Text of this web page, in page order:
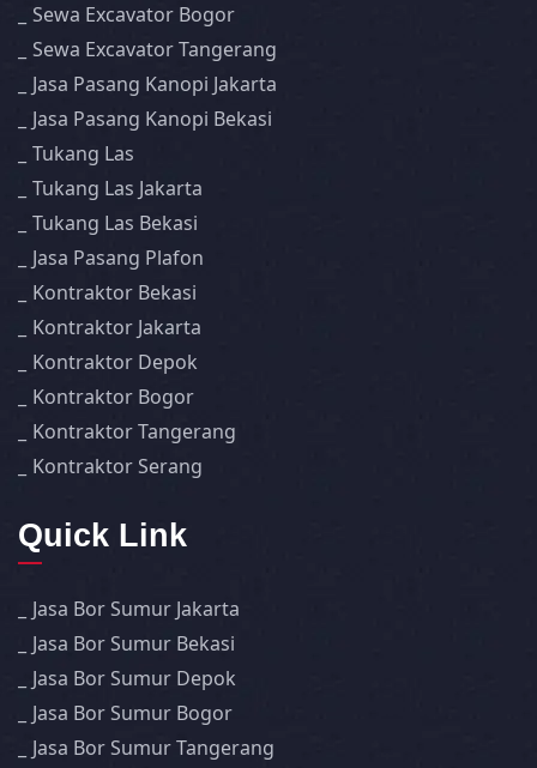
Sewa Excavator Bogor
Sewa Excavator Tangerang
Jasa Pasang Kanopi Jakarta
Jasa Pasang Kanopi Bekasi
Tukang Las
Tukang Las Jakarta
Tukang Las Bekasi
Jasa Pasang Plafon
Kontraktor Bekasi
Kontraktor Jakarta
Kontraktor Depok
Kontraktor Bogor
Kontraktor Tangerang
Kontraktor Serang
Quick Link
Jasa Bor Sumur Jakarta
Jasa Bor Sumur Bekasi
Jasa Bor Sumur Depok
Jasa Bor Sumur Bogor
Jasa Bor Sumur Tangerang